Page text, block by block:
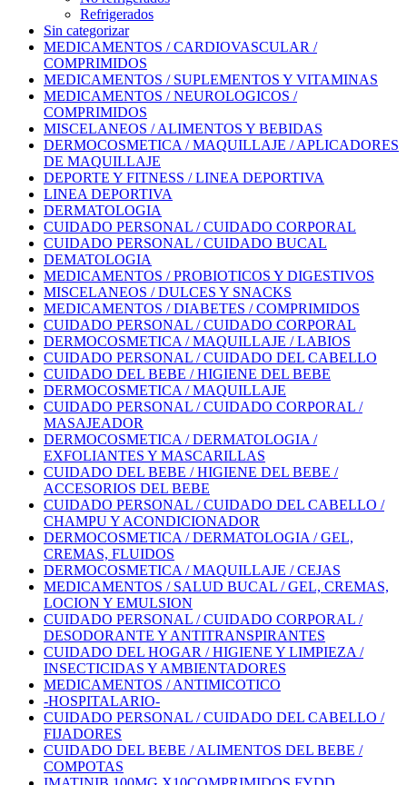
Refrigerados
Sin categorizar
MEDICAMENTOS / CARDIOVASCULAR /
COMPRIMIDOS
MEDICAMENTOS / SUPLEMENTOS Y VITAMINAS
MEDICAMENTOS / NEUROLOGICOS /
COMPRIMIDOS
MISCELANEOS / ALIMENTOS Y BEBIDAS
DERMOCOSMETICA / MAQUILLAJE / APLICADORES
DE MAQUILLAJE
DEPORTE Y FITNESS / LINEA DEPORTIVA
LINEA DEPORTIVA
DERMATOLOGIA
CUIDADO PERSONAL / CUIDADO CORPORAL
CUIDADO PERSONAL / CUIDADO BUCAL
DEMATOLOGIA
MEDICAMENTOS / PROBIOTICOS Y DIGESTIVOS
MISCELANEOS / DULCES Y SNACKS
MEDICAMENTOS / DIABETES / COMPRIMIDOS
CUIDADO PERSONAL / CUIDADO CORPORAL
DERMOCOSMETICA / MAQUILLAJE / LABIOS
CUIDADO PERSONAL / CUIDADO DEL CABELLO
CUIDADO DEL BEBE / HIGIENE DEL BEBE
DERMOCOSMETICA / MAQUILLAJE
CUIDADO PERSONAL / CUIDADO CORPORAL /
MASAJEADOR
DERMOCOSMETICA / DERMATOLOGIA /
EXFOLIANTES Y MASCARILLAS
CUIDADO DEL BEBE / HIGIENE DEL BEBE /
ACCESORIOS DEL BEBE
CUIDADO PERSONAL / CUIDADO DEL CABELLO /
CHAMPU Y ACONDICIONADOR
DERMOCOSMETICA / DERMATOLOGIA / GEL,
CREMAS, FLUIDOS
DERMOCOSMETICA / MAQUILLAJE / CEJAS
MEDICAMENTOS / SALUD BUCAL / GEL, CREMAS,
LOCION Y EMULSION
CUIDADO PERSONAL / CUIDADO CORPORAL /
DESODORANTE Y ANTITRANSPIRANTES
CUIDADO DEL HOGAR / HIGIENE Y LIMPIEZA /
INSECTICIDAS Y AMBIENTADORES
MEDICAMENTOS / ANTIMICOTICO
-HOSPITALARIO-
CUIDADO PERSONAL / CUIDADO DEL CABELLO /
FIJADORES
CUIDADO DEL BEBE / ALIMENTOS DEL BEBE /
COMPOTAS